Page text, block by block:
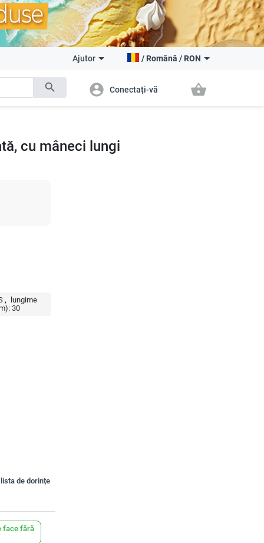
search
Ajutor / Română / RON
account_circle Conectați-vă shopping_basket
cu mâneci lungi
lungime
30
de dorințe
face fără